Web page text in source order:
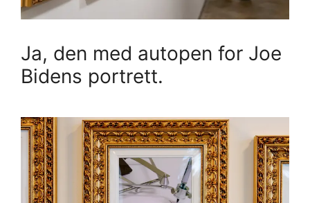
Ja, den med autopen for Joe
Bidens portrett.